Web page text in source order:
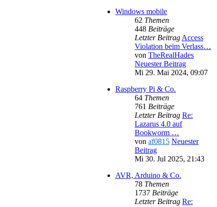
Windows mobile
62 Themen
448 Beiträge
Letzter BeitragAccess
Violation beim Verlass…
von TheRealHades
Neuester Beitrag
Mi 29. Mai 2024, 09:07
Raspberry Pi & Co.
64 Themen
761 Beiträge
Letzter Beitrag Re:
Lazarus 4.0 auf
Bookworm …
von af0815 Neuester
Beitrag
Mi 30. Jul 2025, 21:43
AVR, Arduino & Co.
78 Themen
1737 Beiträge
Letzter Beitrag Re: